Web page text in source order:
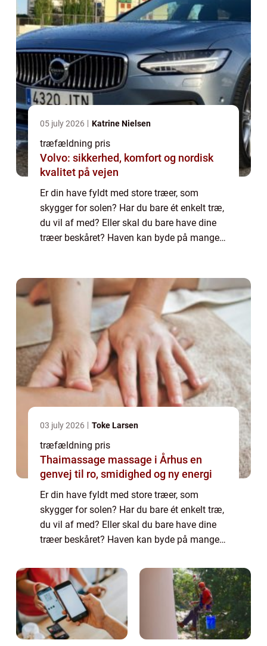
05 july 2026 Katrine Nielsen
træfældning pris
Volvo: sikkerhed, komfort og nordisk
kvalitet på vejen
Er din have fyldt med store træer, som
skygger for solen? Har du bare ét enkelt træ,
du vil af med? Eller skal du bare have dine
træer beskåret? Haven kan byde på mange
tilbyd...
03 july 2026 Toke Larsen
træfældning pris
Thaimassage massage i Århus en
genvej til ro, smidighed og ny energi
Er din have fyldt med store træer, som
skygger for solen? Har du bare ét enkelt træ,
du vil af med? Eller skal du bare have dine
træer beskåret? Haven kan byde på mange
dem? Kan du selv fælde træer? Hvem
tilbyd...